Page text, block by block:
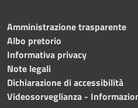
Amministrazione trasparente
Albo pretorio
Informativa privacy
Note legali
Dichiarazione di accessibilità
Videosorveglianza -